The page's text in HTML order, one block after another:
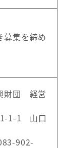
募集を締め
財団 経営
1-1 山口
902-